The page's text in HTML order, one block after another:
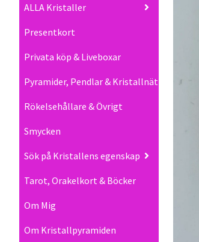
ALLA Kristaller
Presentkort
Privata köp & Liveboxar
Pyramider, Pendlar & Kristallnät
Rökelsehållare & Övrigt
Smycken
Sök på Kristallens egenskap
Tarot, Orakelkort & Böcker
Om Mig
Om Kristallpyramiden